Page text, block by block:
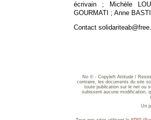
écrivain ; Michèle
GOURMATI ; Anne
Contact
No © - Copyleft Attitude /
contraire, les documents du site
toute publication sur le net ou
subissent aucune modification,
Un